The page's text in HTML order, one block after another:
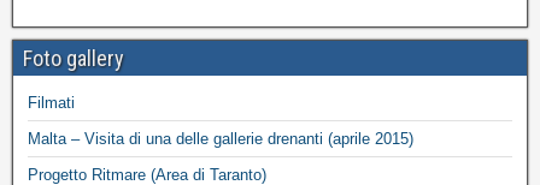
Foto gallery
Filmati
Malta – Visita di una delle gallerie drenanti (aprile 2015)
Progetto Ritmare (Area di Taranto)